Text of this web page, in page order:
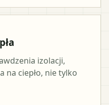
izolacji,
na ciepło, nie tylko